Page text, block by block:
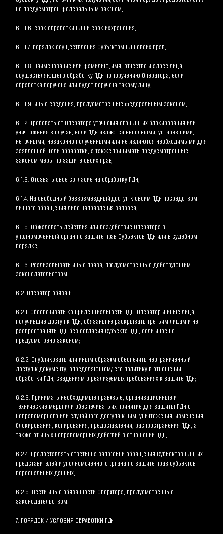
не предусмотрен федеральным законом;
6.1.1.6. срок обработки ПДн и срок их хранения;
6.1.1.7. порядок осуществления Субъектом ПДн своих прав;
6.1.1.8. наименование или фамилию, имя, отчество и адрес лица,
осуществляющего обработку ПДн по поручению Оператора, если
обработка поручена или будет поручена такому лицу;
6.1.1.9. иные сведения, предусмотренные федеральным законом;
6.1.2. Требовать от Оператора уточнения его ПДн, их блокирования или
уничтожения в случае, если ПДн являются неполными, устаревшими,
неточными, незаконно полученными или не являются необходимыми для
заявленной цели обработки, а также принимать предусмотренные
законом меры по защите своих прав;
6.1.3. Отозвать свое согласие на обработку ПДн;
6.1.4. На свободный безвозмездный доступ к своим ПДн посредством
личного обращения либо направления запроса;
6.1.5. Обжаловать действия или бездействие Оператора в
уполномоченный орган по защите прав Субъектов ПДн или в судебном
порядке;
6.1.6. Реализовывать иные права, предусмотренные действующим
законодательством.
6.2. Оператор обязан:
6.2.1. Обеспечивать конфиденциальность ПДн. Оператор и иные лица,
получившие доступ к ПДн, обязаны не раскрывать третьим лицам и не
распространять ПДн без согласия Субъекта ПДн, если иное не
предусмотрено законом;
6.2.2. Опубликовать или иным образом обеспечить неограниченный
доступ к документу, определяющему его политику в отношении
обработки ПДн, сведениям о реализуемых требованиях к защите ПДн;
6.2.3. Принимать необходимые правовые, организационные и
технические меры или обеспечивать их принятие для защиты ПДн от
неправомерного или случайного доступа к ним, уничтожения, изменения,
блокирования, копирования, предоставления, распространения ПДн, а
также от иных неправомерных действий в отношении ПДн;
6.2.4. Предоставлять ответы на запросы и обращения Субъектов ПДн, их
представителей и уполномоченного органа по защите прав субъектов
персональных данных;
6.2.5. Нести иные обязанности Оператора, предусмотренные
законодательством.
7. ПОРЯДОК И УСЛОВИЯ ОБРАБОТКИ ПДн